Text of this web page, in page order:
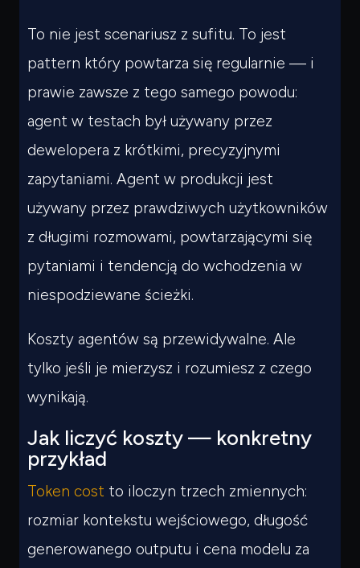
To nie jest scenariusz z sufitu. To jest
pattern który powtarza się regularnie — i
prawie zawsze z tego samego powodu:
agent w testach był używany przez
dewelopera z krótkimi, precyzyjnymi
zapytaniami. Agent w produkcji jest
używany przez prawdziwych użytkowników
z długimi rozmowami, powtarzającymi się
pytaniami i tendencją do wchodzenia w
niespodziewane ścieżki.
Koszty agentów są przewidywalne. Ale
tylko jeśli je mierzysz i rozumiesz z czego
wynikają.
Jak liczyć koszty — konkretny
przykład
Token cost to iloczyn trzech zmiennych:
rozmiar kontekstu wejściowego, długość
generowanego outputu i cena modelu za